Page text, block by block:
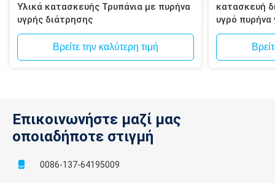
Υλικά κατασκευής Τρυπάνια με πυρήνα
υγρής διάτρησης
Βρείτε την καλύτερη τιμή
κατασκευή
υγρό
τοιχοποιία,
Επικοινωνήστε μαζί μας
οποιαδήποτε στιγμή
0086-137-64195009